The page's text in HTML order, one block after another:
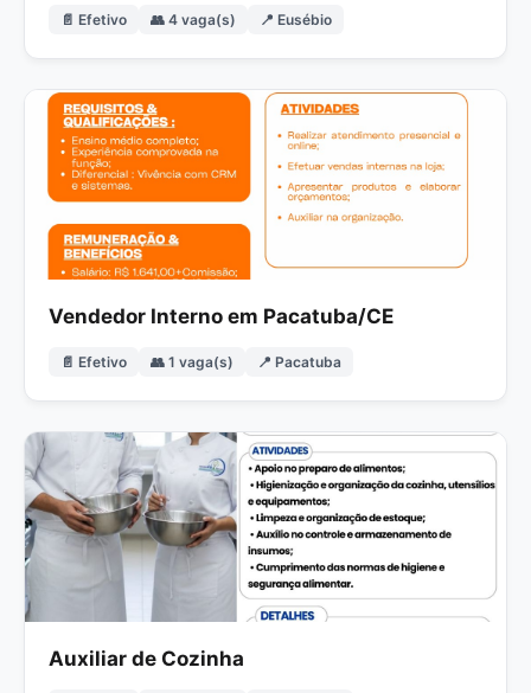
📄 Efetivo 👥 4 vaga(s) 📍 Eusébio
Vendedor Interno em Pacatuba/CE
📄 Efetivo 👥 1 vaga(s) 📍 Pacatuba
Auxiliar de Cozinha